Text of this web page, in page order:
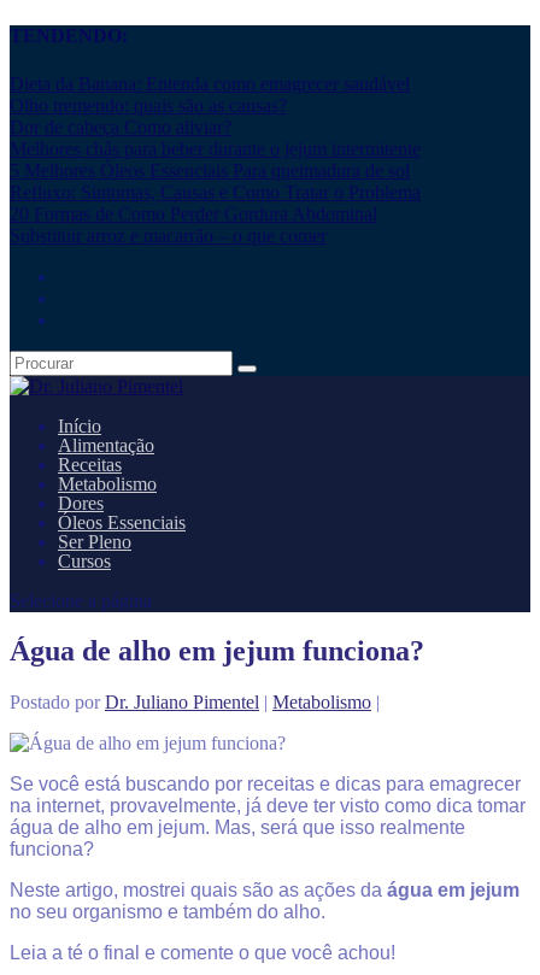
TENDENDO:
Dieta da Banana: Entenda como emagrecer saudável
Olho tremendo: quais são as causas?
Dor de cabeça Como aliviar?
Melhores chás para beber durante o jejum intermitente
5 Melhores Óleos Essenciais Para queimadura de sol
Refluxo: Sintomas, Causas e Como Tratar o Problema
20 Formas de Como Perder Gordura Abdominal
Substituir arroz e macarrão – o que comer
Início
Alimentação
Receitas
Metabolismo
Dores
Óleos Essenciais
Ser Pleno
Cursos
Selecione a página
Água de alho em jejum funciona?
Postado porDr. Juliano Pimentel | Metabolismo |
Se você está buscando por receitas e dicas para emagrecer
na internet, provavelmente, já deve ter visto como dica tomar
água de alho em jejum. Mas, será que isso realmente
funciona?
Neste artigo, mostrei quais são as ações da água em jejum
no seu organismo e também do alho.
Leia a té o final e comente o que você achou!